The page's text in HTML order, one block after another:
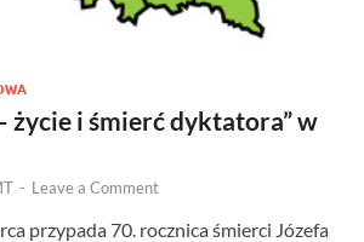
życie i śmierć dyktatora” w
- Leave a Comment
przypada 70. rocznica śmierci Józefa